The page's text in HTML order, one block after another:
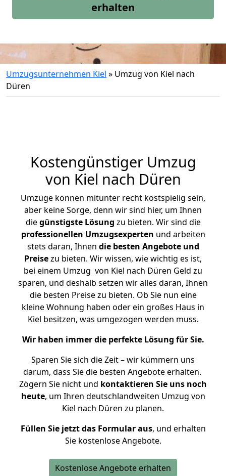
erhalten
Umzugsunternehmen Kiel » Umzug von Kiel nach
Düren
Kostengünstiger Umzug
von Kiel nach Düren
Umzüge können mitunter recht kostspielig sein,
aber keine Sorge, denn wir sind hier, um Ihnen
diegünstigste Lösung zu bieten. Wir sind die
professionellen Umzugsexperten und arbeiten
stets daran, Ihnen die besten Angebote und
Preisezu bieten. Wir wissen, wie wichtig es ist,
bei einem Umzug von Kiel nach Düren Geld zu
sparen, und deshalb setzen wir alles daran, Ihnen
die besten Preise zu bieten. Ob Sie nun eine
kleine Wohnung haben oder ein großes Haus in
Kiel besitzen, was umgezogen werden muss.
Wir haben immer die perfekte Lösung für Sie.
Sparen Sie sich die Zeit – wir kümmern uns
darum, dass Sie die besten Angebote erhalten.
Zögern Sie nicht und kontaktieren Sie uns noch
heute, um Ihren deutschlandweiten Umzug von
Kiel nach Düren zu planen.
Füllen Sie jetzt das Formular aus, und erhalten
Sie kostenlose Angebote.
Kostenlose Angebote erhalten